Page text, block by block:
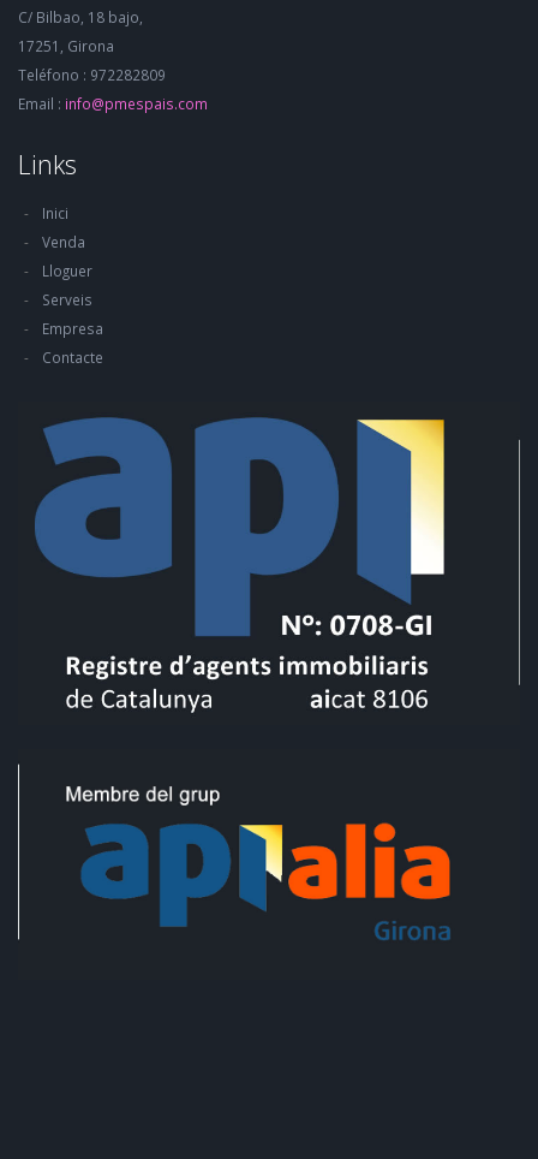
C/ Bilbao, 18 bajo,
17251, Girona
Teléfono : 972282809
Email : info@pmespais.com
Links
Inici
Venda
Lloguer
Serveis
Empresa
Contacte